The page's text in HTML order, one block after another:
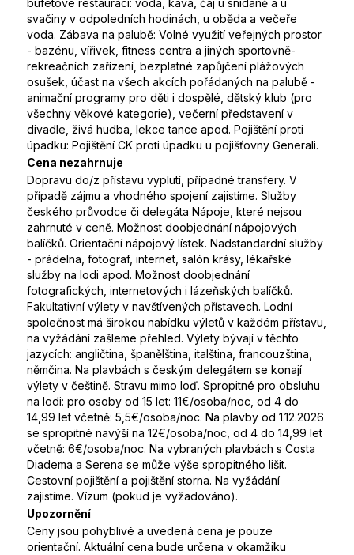
bufetové restauraci: voda, káva, čaj u snídaně a u
svačiny v odpoledních hodinách, u oběda a večeře
voda. Zábava na palubě: Volné využití veřejných prostor
- bazénu, vířivek, fitness centra a jiných sportovně-
rekreačních zařízení, bezplatné zapůjčení plážových
osušek, účast na všech akcích pořádaných na palubě -
animační programy pro děti i dospělé, dětský klub (pro
všechny věkové kategorie), večerní představení v
divadle, živá hudba, lekce tance apod. Pojištění proti
úpadku: Pojištění CK proti úpadku u pojišťovny Generali.
Cena nezahrnuje
Dopravu do/z přístavu vyplutí, případné transfery. V
případě zájmu a vhodného spojení zajistíme. Služby
českého průvodce či delegáta Nápoje, které nejsou
zahrnuté v ceně. Možnost doobjednání nápojových
balíčků. Orientační nápojový lístek. Nadstandardní služby
- prádelna, fotograf, internet, salón krásy, lékařské
služby na lodi apod. Možnost doobjednání
fotografických, internetových i lázeňských balíčků.
Fakultativní výlety v navštívených přístavech. Lodní
společnost má širokou nabídku výletů v každém přístavu,
na vyžádání zašleme přehled. Výlety bývají v těchto
jazycích: angličtina, španělština, italština, francouzština,
němčina. Na plavbách s českým delegátem se konají
výlety v češtině. Stravu mimo loď. Spropitné pro obsluhu
na lodi: pro osoby od 15 let: 11€/osoba/noc, od 4 do
14,99 let včetně: 5,5€/osoba/noc. Na plavby od 1.12.2026
se spropitné navýší na 12€/osoba/noc, od 4 do 14,99 let
včetně: 6€/osoba/noc. Na vybraných plavbách s Costa
Diadema a Serena se může výše spropitného lišit.
Cestovní pojištění a pojištění storna. Na vyžádání
zajistíme. Vízum (pokud je vyžadováno).
Upozornění
Ceny jsou pohyblivé a uvedená cena je pouze
orientační. Aktuální cena bude určena v okamžiku